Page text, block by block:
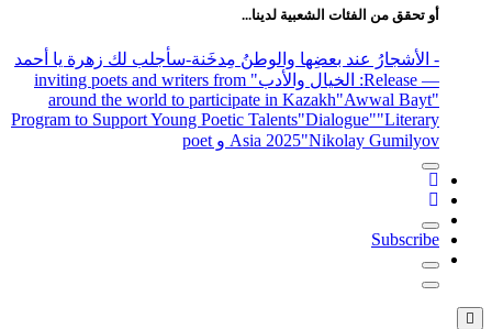
أو تحقق من الفئات الشعبية لدينا...
- الأشجارُ عند بعضِها والوطنُ مِدخَنة-سأجلب لك زهرة يا أحمد
— Release
: الخيال والأدب
" inviting poets and writers from
around the world to participate in Kazakh"Awwal Bayt"
Program to Support Young Poetic Talents"Dialogue""Literary
Asia 2025"Nikolay Gumilyov و poet
Subscribe